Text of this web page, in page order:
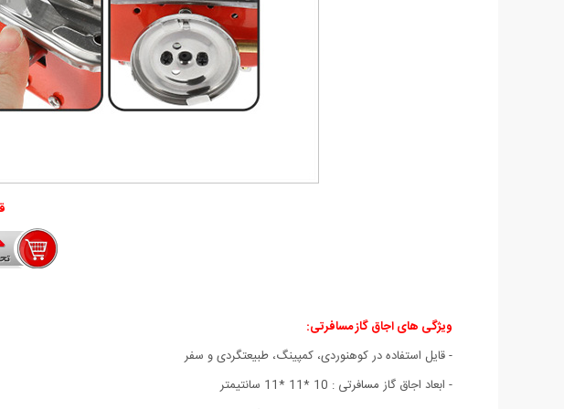
ویژگی های اجاق گاز مسافرتی:
- قایل استفاده در کوهنوردی، کمپینگ، طبیعتگردی و سفر
- ابعاد اجاق گاز مسافرتی : 10 *11 *11 سانتیمتر